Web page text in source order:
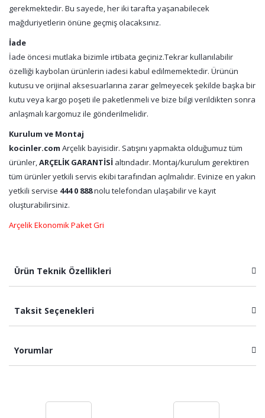
gerekmektedir. Bu sayede, her iki tarafta yaşanabilecek
mağduriyetlerin önüne geçmiş olacaksınız.
İade
İade öncesi mutlaka bizimle irtibata geçiniz.Tekrar kullanılabilir
özelliği kaybolan ürünlerin iadesi kabul edilmemektedir. Ürünün
kutusu ve orijinal aksesuarlarına zarar gelmeyecek şekilde başka bir
kutu veya kargo poşeti ile paketlenmeli ve bize bilgi verildikten sonra
anlaşmalı kargomuz ile gönderilmelidir.
Kurulum ve Montaj
kocinler.com Arçelik bayisidir. Satışını yapmakta olduğumuz tüm
ürünler,ARÇELİK GARANTİSİ altındadır. Montaj/kurulum gerektiren
tüm ürünler yetkili servis ekibi tarafından açılmalıdır. Evinize en yakın
yetkili servise 444 0 888nolu telefondan ulaşabilir ve kayıt
oluşturabilirsiniz.
Arçelik Ekonomik Paket Gri
Ürün Teknik Özellikleri
Taksit Seçenekleri
Yorumlar